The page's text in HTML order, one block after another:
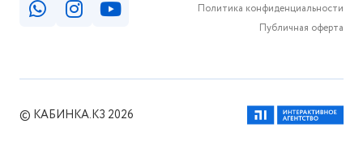
Политика конфиденциальности
Публичная оферта
© КАБИНКА.КЗ 2026